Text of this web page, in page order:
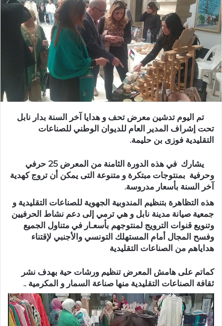
تم اليوم تدشين معرض تحف و هدايا آخر السنة بدار نابل
تحت إشراف المدير العام للديوان الوطني للصناعات
التقليدية فوزى بن حليمة.
يشارك في هذه الدورة الثامنة من المعرض 25 حرفي
وحرفية بمنتوجات مبتكرة و متنوعة التى يمكن أن تروج كهدية
آخر السنة بأسعار مدروسة.
هذه التظاهرة بتنظيم المندوبية الجهوية للصناعات التقليدية و
جمعية صيانة مدينة نابل و هي ترمي إلى دعم نشاط الحرفيين
وتنويع قنوات الترويج لمنتوجهم بأسعـار في متناول الجميع
وفسح المجال أمام المستهلك التونسي والأجنبي لإقتناء
هداياهم من الصناعات التقليدية
كماتم على هامش المعرض تنظيم ورشات حية بهدف نشر
ثقافة الصناعات التقليدية منها صناعة السمار و المكرمية ..
مشغل
الفيديو